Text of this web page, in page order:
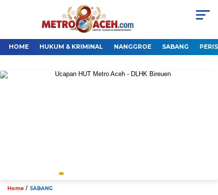
HOME HUKUM & KRIMINAL NANGGROE SABANG
Home / SABANG